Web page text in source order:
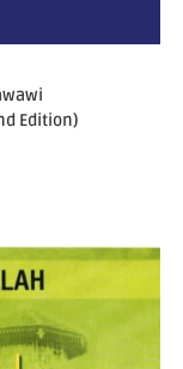
Edition)